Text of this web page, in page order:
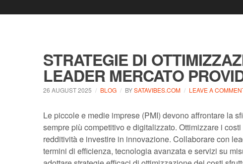
STRATEGIE DI
LEADER MERCATO
26 AUGUST 2025 BLOG BYSATAVIBES.COM LEAVE A
Le piccole e medie imprese (PMI) devono affrontare la
sempre più competitivo e digitalizzato. Ottimizzare i
redditività e investire in innovazione. Collaborare con
termini di efficienza, tecnologia avanzata e servizi su